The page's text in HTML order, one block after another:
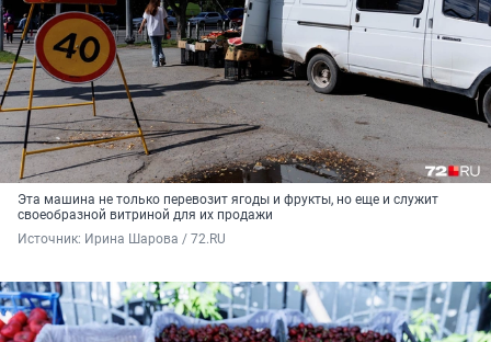
Эта машина не только перевозит ягоды и фрукты, но еще и служит
своеобразной витриной для их продажи
Источник: Ирина Шарова / 72.RU